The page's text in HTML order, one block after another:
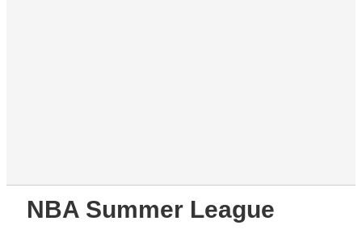
NBA Summer League